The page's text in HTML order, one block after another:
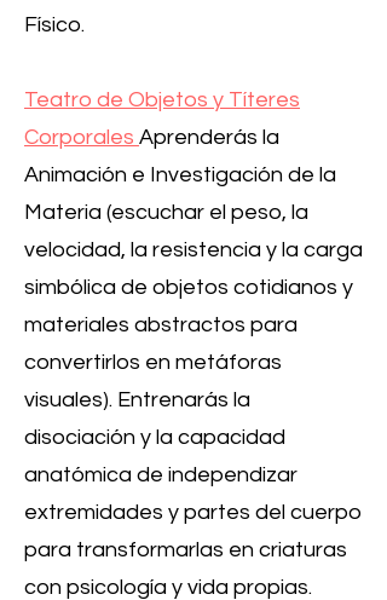
Físico.
Teatro de Objetos y Títeres
Corporales Aprenderás la
Animación e Investigación de la
Materia (escuchar el peso, la
velocidad, la resistencia y la carga
simbólica de objetos cotidianos y
materiales abstractos para
convertirlos en metáforas
visuales). Entrenarás la
disociación y la capacidad
anatómica de independizar
extremidades y partes del cuerpo
para transformarlas en criaturas
con psicología y vida propias.